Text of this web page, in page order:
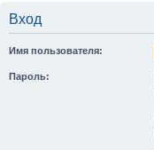
Вход
Имя пользователя:
Пароль: